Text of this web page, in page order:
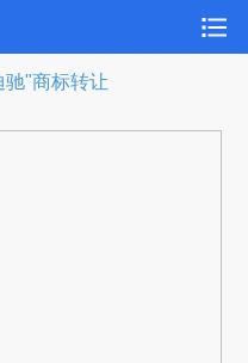
"商标转让